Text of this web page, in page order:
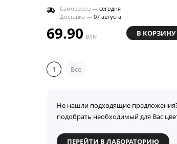
Самовывоз — сегодня
Доставка — 07 августа
69.90 BYN В КОРЗИНУ
1 Все
Не нашли подходящие
подобрать необходимый для Вас
ПЕРЕЙТИ В ЛАБОРАТОРИЮ